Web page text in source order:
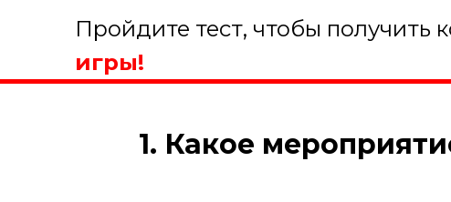
Пройдите тест, чтобы получить
игры!
1. Какое